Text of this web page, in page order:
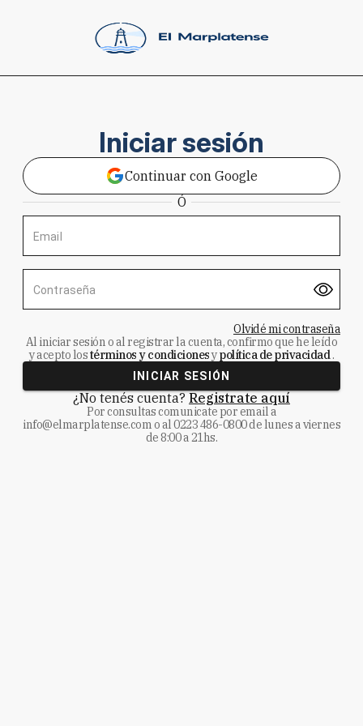
Iniciar sesión
Continuar con Google
Ó
Email
Contraseña
Olvidé mi contraseña
Al iniciar sesión o al registrar la cuenta, confirmo que he leído
y acepto lostérminos y condicionesypolítica de privacidad.
INICIAR SESIÓN
¿No tenés cuenta? Registrate aquí
Por consultas comunicate por email a
info@elmarplatense.como al0223 486-0800de lunes a viernes
de 8:00 a 21hs.